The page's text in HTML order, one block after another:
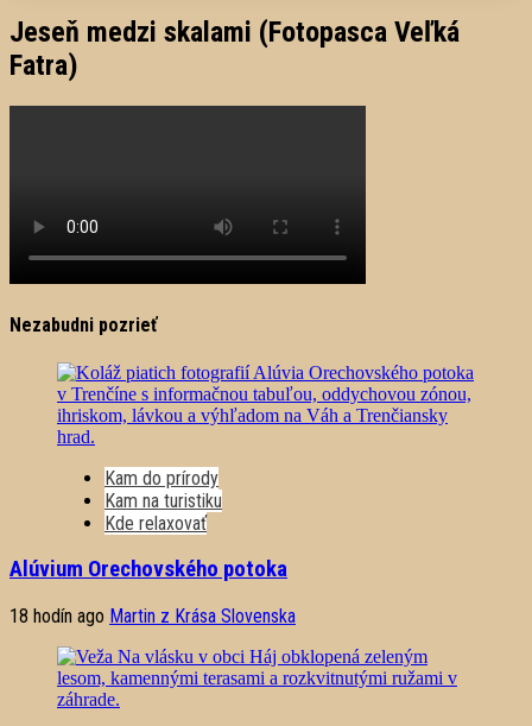
Jeseň medzi skalami (Fotopasca Veľká
Fatra)
Nezabudni pozrieť
Kam do prírody
Kam na turistiku
Kde relaxovať
Alúvium Orechovského potoka
18 hodín ago Martin z Krása Slovenska